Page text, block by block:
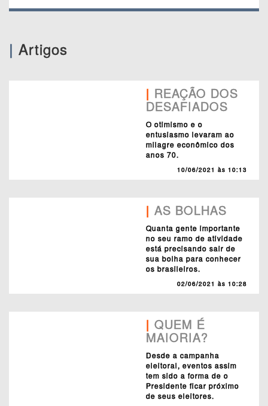
| Artigos
| REAÇÃO DOS
DESAFIADOS
O otimismo e o
entusiasmo levaram ao
milagre econômico dos
anos 70.
10/06/2021 às 10:13
| AS BOLHAS
Quanta gente importante
no seu ramo de atividade
está precisando sair de
sua bolha para conhecer
os brasileiros.
02/06/2021 às 10:28
| QUEM É
MAIORIA?
Desde a campanha
eleitoral, eventos assim
tem sido a forma de o
Presidente ficar próximo
de seus eleitores.